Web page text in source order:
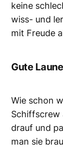
keine
wiss- und
mit Freude
Gute
Wie schon
Schiffscrew
drauf und
man sie